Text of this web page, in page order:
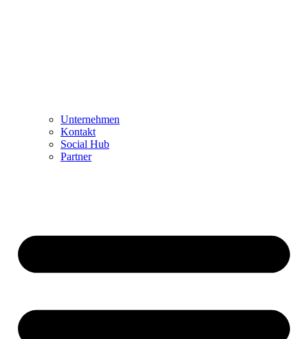
Unternehmen
Kontakt
Social Hub
Partner